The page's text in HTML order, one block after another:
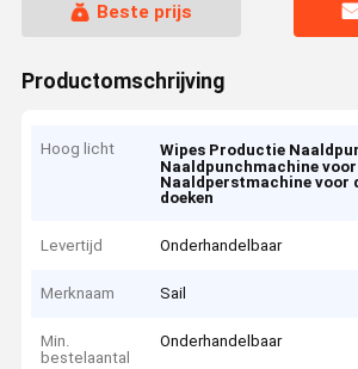
Beste prijs
Productomschrijving
Hoog licht Wipes Productie
Naaldpunchmachine
Naaldperstmachine voor
doeken
Levertijd Onderhandelbaar
Merknaam Sail
Min.
bestelaantal
Onderhandelbaar